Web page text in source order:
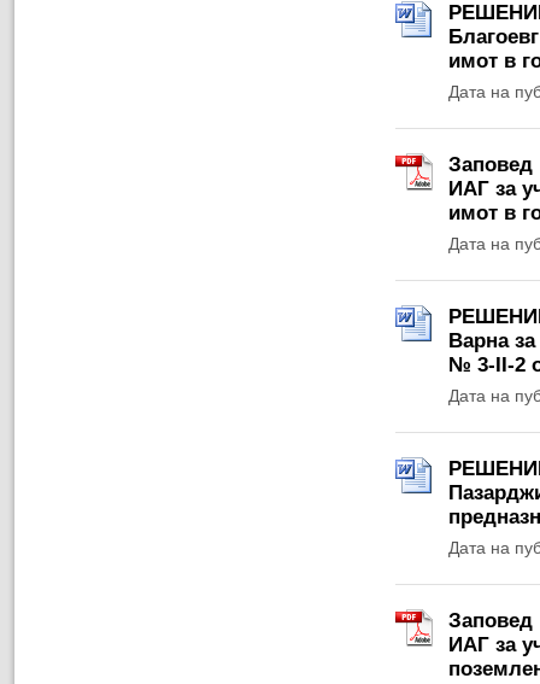
имот в
Дата на
Заповед
ИАГ за
имот в
Дата на
Варна
№ 3-ІІ-2
Дата на
Дата на
Заповед
ИАГ за